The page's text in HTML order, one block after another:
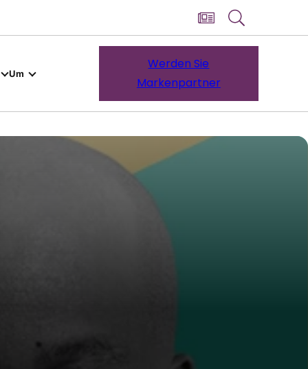
Um
Werden Sie
Markenpartner